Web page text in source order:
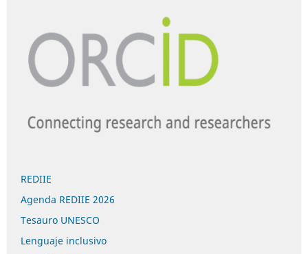
REDIIE
Agenda REDIIE 2026
Tesauro UNESCO
Lenguaje inclusivo